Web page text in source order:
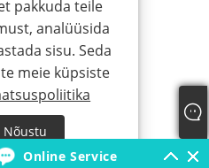
pakkuda teile
analüüsida
sisu. Seda
meie küpsiste
Nõustu
Online Service